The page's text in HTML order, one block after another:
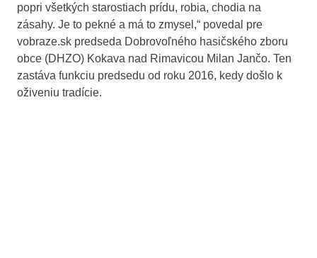
popri všetkých starostiach prídu, robia, chodia na
zásahy. Je to pekné a má to zmysel,“ povedal pre
vobraze.sk predseda Dobrovoľného hasičského zboru
obce (DHZO) Kokava nad Rimavicou Milan Jančo. Ten
zastáva funkciu predsedu od roku 2016, kedy došlo k
oživeniu tradície.